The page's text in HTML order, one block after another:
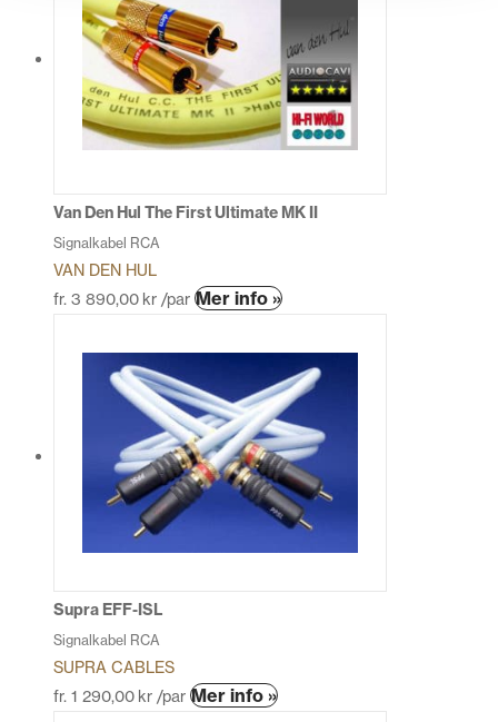
Van Den Hul The First Ultimate MK II
Signalkabel RCA
VAN DEN HUL
fr. 3 890,00 kr /par Mer info »Den
har
flera
varianter.
De
olika
alternativen
kan
väljas
Supra EFF-ISL
Signalkabel RCA
SUPRA CABLES
fr. 1 290,00 kr /par Mer info »Den